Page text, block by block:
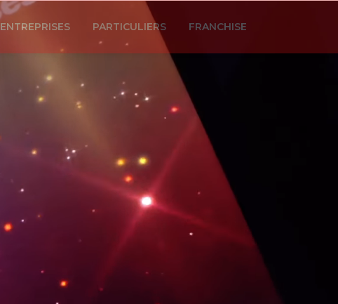
ENTREPRISES PARTICULIERS FRANCHISE